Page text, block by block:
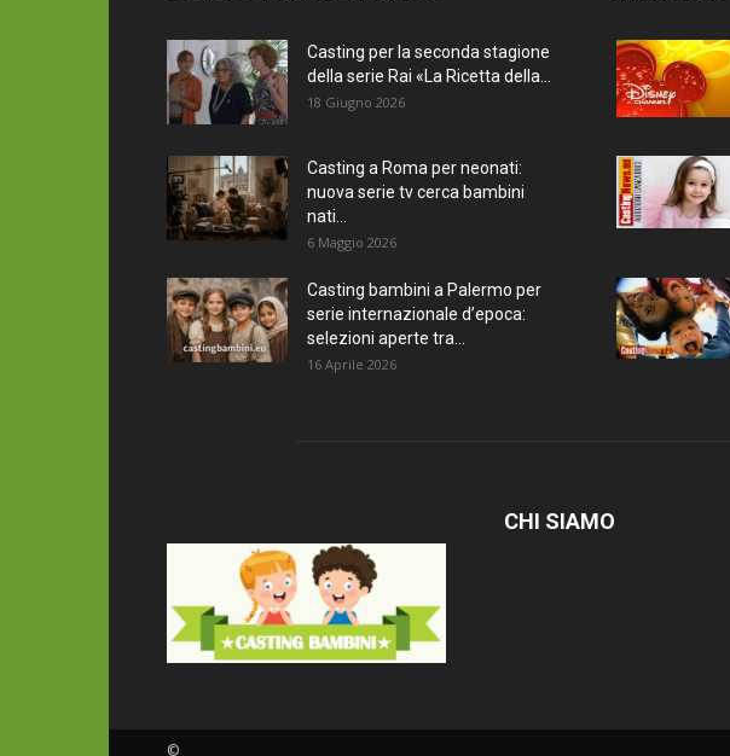
Casting per la seconda stagione
della serie Rai «La Ricetta della...
18 Giugno 2026
Casting a Roma per neonati:
nuova serie tv cerca bambini
nati...
6 Maggio 2026
Casting bambini a Palermo per
serie internazionale d’epoca:
selezioni aperte tra...
16 Aprile 2026
CHI SIAMO
©